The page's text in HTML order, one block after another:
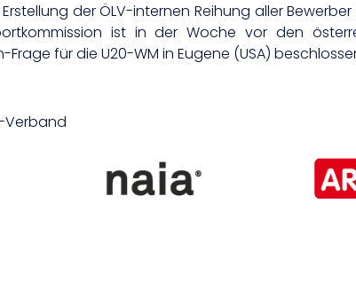
der ÖLV-internen Reihung aller
ist in der Woche vor den
für die U20-WM in Eugene (USA)
Verband